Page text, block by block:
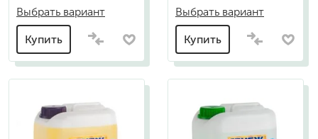
Выбрать вариант
Купить
Выбрать вариант
Купить